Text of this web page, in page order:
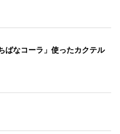
ばなコーラ」使ったカクテル